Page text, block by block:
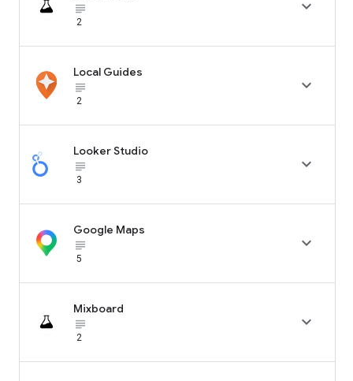
subject_black
2

Local Guides
subject_black
2

Looker Studio
subject_black
3

Google Maps
subject_black
5

Mixboard
subject_black
2
